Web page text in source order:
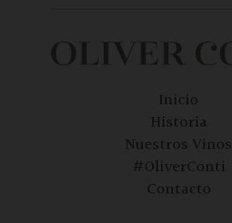
Inicio
Historia
Nuestros Vinos
#OliverConti
Contacto